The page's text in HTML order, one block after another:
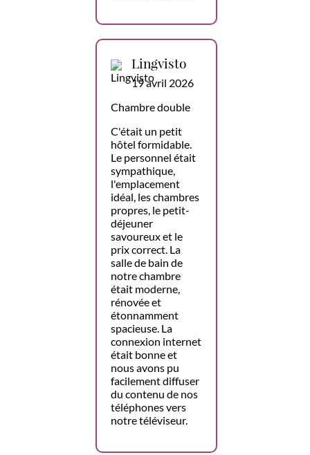
Lingvisto
19 avril 2026
Chambre double
C'était un petit
hôtel formidable.
Le personnel était
sympathique,
l'emplacement
idéal, les chambres
propres, le petit-
déjeuner
savoureux et le
prix correct. La
salle de bain de
notre chambre
était moderne,
rénovée et
étonnamment
spacieuse. La
connexion internet
était bonne et
nous avons pu
facilement diffuser
du contenu de nos
téléphones vers
notre téléviseur.